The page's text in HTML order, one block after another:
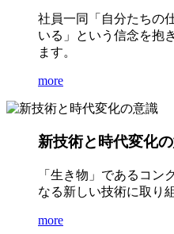
社員一同「自分たちの
いる」という信念を抱
ます。
more
新技術と時代変化
「生き物」であるコン
なる新しい技術に取り
more